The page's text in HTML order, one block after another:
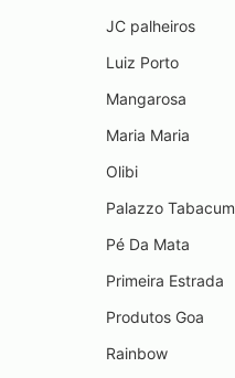
JC palheiros
Luiz Porto
Mangarosa
Maria Maria
Olibi
Palazzo Tabacum
Pé Da Mata
Primeira Estrada
Produtos Goa
Rainbow